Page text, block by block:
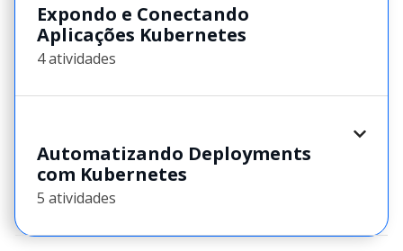
Expondo e Conectando
Aplicações Kubernetes
4 atividades
Automatizando Deployments
com Kubernetes
5 atividades